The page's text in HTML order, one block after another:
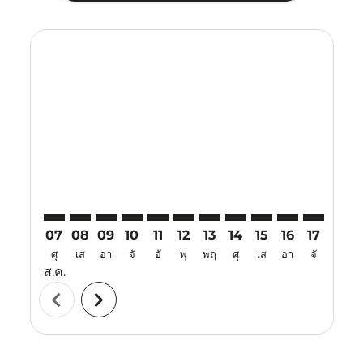
07
ศุ
ส.ค.
08
เส
09
อา
10
จั
11
อั
12
พุ
13
พฤ
14
ศุ
15
เส
16
อา
17
จั
chevron_left chevron_right